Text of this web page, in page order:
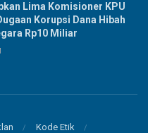
Lima Komisioner KPU
Korupsi Dana Hibah
Rp10 Miliar
Kode Etik